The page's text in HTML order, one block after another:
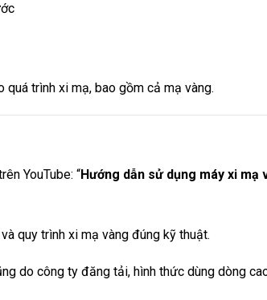
trình xi mạ, bao gồm cả mạ vàng.
YouTube: “Hướng dẫn sử dụng máy xi mạ
quy trình xi mạ vàng đúng kỹ thuật.
do công ty đăng tải, hình thức dùng dòng